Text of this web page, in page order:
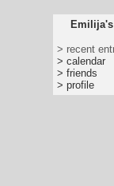
> recent
> calendar
> friends
> profile